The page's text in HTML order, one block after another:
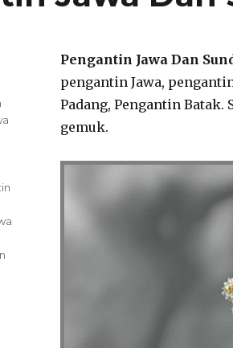
Pengantin Jawa Dan
pengantin Jawa,
Padang, Pengantin Batak.
gemuk.